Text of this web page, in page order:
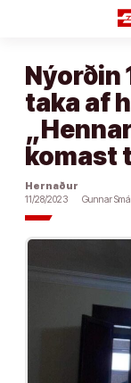
Nýorðin
taka af
komast
Hernaður
11/28/2023
Gunnar